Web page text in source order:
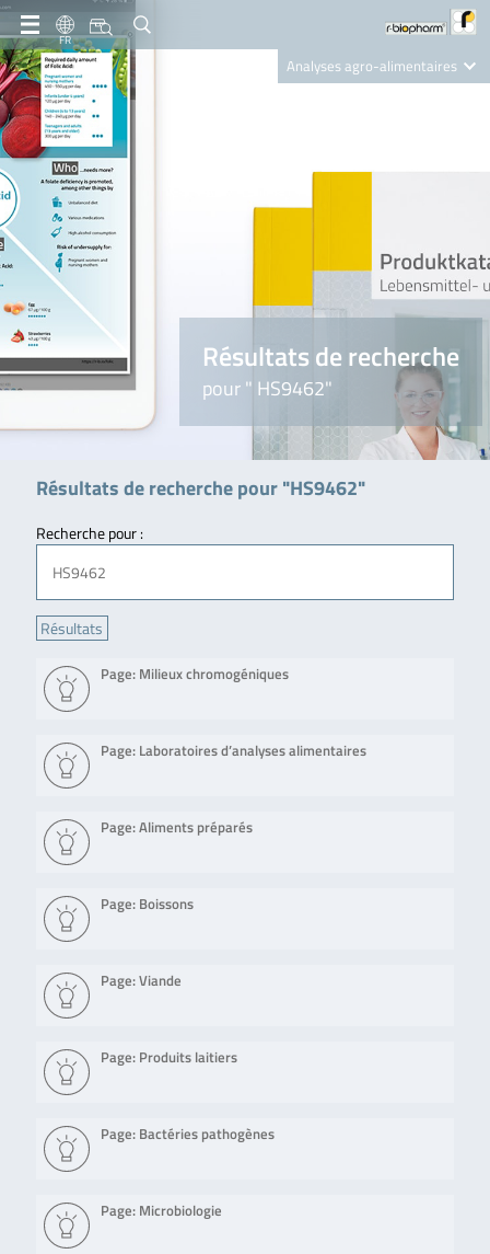
FR
Analyses agro-alimentaires
Nutrition Care
Résultats de recherche
pour " HS9462"
Résultats de recherche pour "HS9462"
Recherche pour :
Page: Milieux chromogéniques
Page: Laboratoires d’analyses alimentaires
Page: Aliments préparés
Page: Boissons
Page: Viande
Page: Produits laitiers
Page: Bactéries pathogènes
Page: Microbiologie